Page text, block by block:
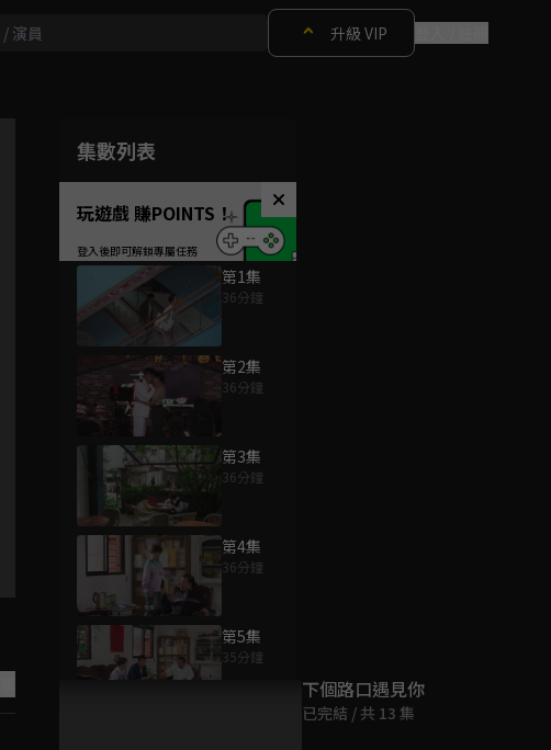
升級 VIP
集數列表
玩遊戲 賺POINTS！
第1集
36分鐘
第2集
36分鐘
第3集
36分鐘
第4集
36分鐘
第5集
35分鐘
為您推薦
下個路口遇見你
已完結 / 共 13 集